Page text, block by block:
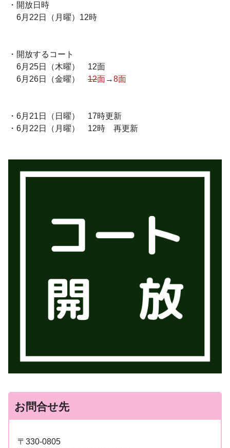
・開放日時
6月22日（月曜）12時
・開放するコート
6月25日（木曜） 12面
6月26日（金曜） 12面→8面
・6月21日（日曜） 17時更新
・6月22日（月曜） 12時 再更新
お問合せ先
〒330-0805